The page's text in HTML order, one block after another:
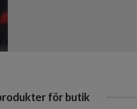
för butik